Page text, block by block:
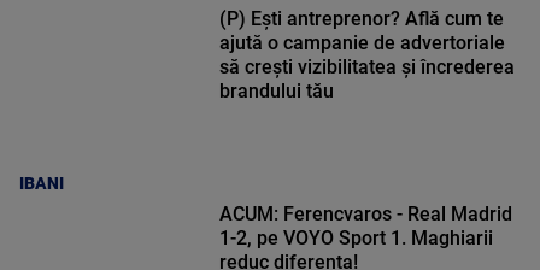
IBANI
(P) Ești antreprenor? Află cum te
ajută o campanie de advertoriale
să crești vizibilitatea și încrederea
brandului tău
ACUM: Ferencvaros - Real Madrid
1-2, pe VOYO Sport 1. Maghiarii
reduc diferența!